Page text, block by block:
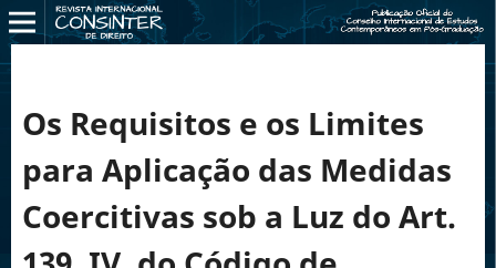
Os Requisitos e os Limites
para Aplicação das Medidas
Coercitivas sob a Luz do Art.